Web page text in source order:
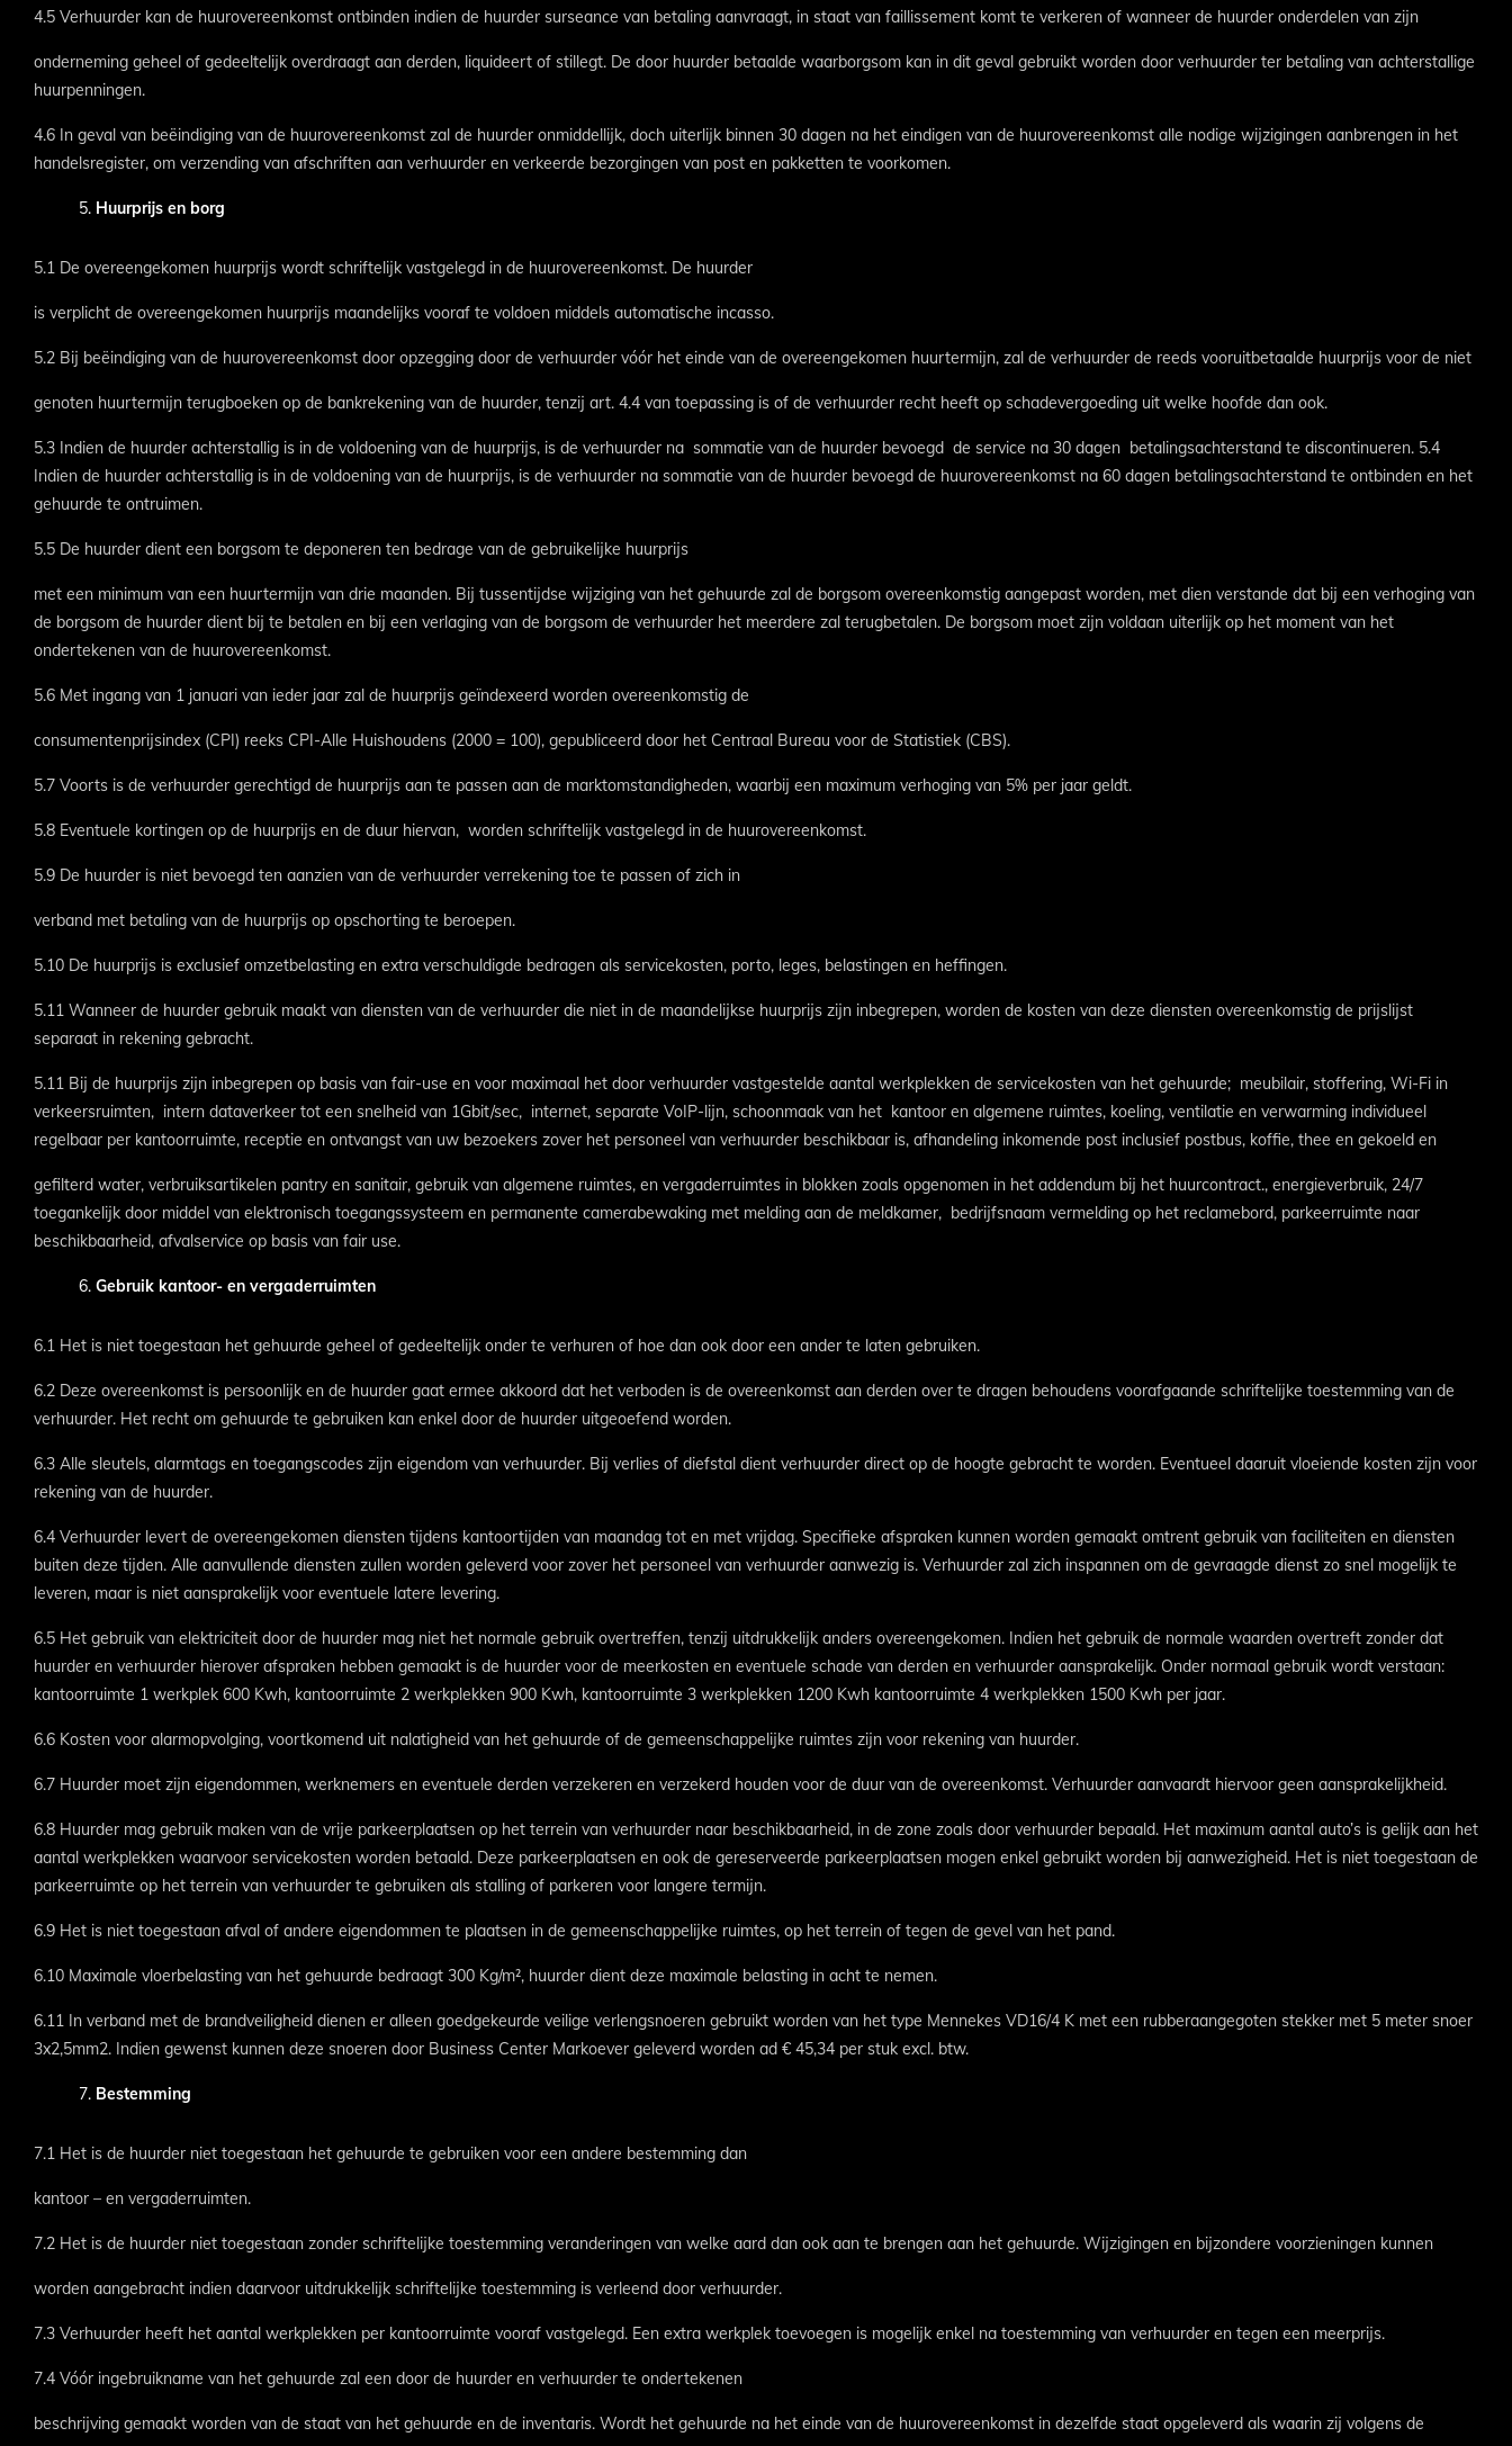
4.5 Verhuurder kan de huurovereenkomst ontbinden indien de huurder surseance van betaling aanvraagt, in staat van faillissement komt te verkeren of wanneer de huurder onderdelen van zijn
onderneming geheel of gedeeltelijk overdraagt aan derden, liquideert of stillegt. De door huurder betaalde waarborgsom kan in dit geval gebruikt worden door verhuurder ter betaling van achterstallige
huurpenningen.
4.6 In geval van beëindiging van de huurovereenkomst zal de huurder onmiddellijk, doch uiterlijk binnen 30 dagen na het eindigen van de huurovereenkomst alle nodige wijzigingen aanbrengen in het
handelsregister, om verzending van afschriften aan verhuurder en verkeerde bezorgingen van post en pakketten te voorkomen.
Huurprijs en borg
5.1 De overeengekomen huurprijs wordt schriftelijk vastgelegd in de huurovereenkomst. De huurder
is verplicht de overeengekomen huurprijs maandelijks vooraf te voldoen middels automatische incasso.
5.2 Bij beëindiging van de huurovereenkomst door opzegging door de verhuurder vóór het einde van de overeengekomen huurtermijn, zal de verhuurder de reeds vooruitbetaalde huurprijs voor de niet
genoten huurtermijn terugboeken op de bankrekening van de huurder, tenzij art. 4.4 van toepassing is of de verhuurder recht heeft op schadevergoeding uit welke hoofde dan ook.
5.3 Indien de huurder achterstallig is in de voldoening van de huurprijs, is de verhuurder na sommatie van de huurder bevoegd de service na 30 dagen betalingsachterstand te discontinueren. 5.4
Indien de huurder achterstallig is in de voldoening van de huurprijs, is de verhuurder na sommatie van de huurder bevoegd de huurovereenkomst na 60 dagen betalingsachterstand te ontbinden en het
gehuurde te ontruimen.
5.5 De huurder dient een borgsom te deponeren ten bedrage van de gebruikelijke huurprijs
met een minimum van een huurtermijn van drie maanden. Bij tussentijdse wijziging van het gehuurde zal de borgsom overeenkomstig aangepast worden, met dien verstande dat bij een verhoging van
de borgsom de huurder dient bij te betalen en bij een verlaging van de borgsom de verhuurder het meerdere zal terugbetalen. De borgsom moet zijn voldaan uiterlijk op het moment van het
ondertekenen van de huurovereenkomst.
5.6 Met ingang van 1 januari van ieder jaar zal de huurprijs geïndexeerd worden overeenkomstig de
consumentenprijsindex (CPI) reeks CPI-Alle Huishoudens (2000 = 100), gepubliceerd door het Centraal Bureau voor de Statistiek (CBS).
5.7 Voorts is de verhuurder gerechtigd de huurprijs aan te passen aan de marktomstandigheden, waarbij een maximum verhoging van 5% per jaar geldt.
5.8 Eventuele kortingen op de huurprijs en de duur hiervan, worden schriftelijk vastgelegd in de huurovereenkomst.
5.9 De huurder is niet bevoegd ten aanzien van de verhuurder verrekening toe te passen of zich in
verband met betaling van de huurprijs op opschorting te beroepen.
5.10 De huurprijs is exclusief omzetbelasting en extra verschuldigde bedragen als servicekosten, porto, leges, belastingen en heffingen.
5.11 Wanneer de huurder gebruik maakt van diensten van de verhuurder die niet in de maandelijkse huurprijs zijn inbegrepen, worden de kosten van deze diensten overeenkomstig de prijslijst
separaat in rekening gebracht.
5.11 Bij de huurprijs zijn inbegrepen op basis van fair-use en voor maximaal het door verhuurder vastgestelde aantal werkplekken de servicekosten van het gehuurde; meubilair, stoffering, Wi-Fi in
verkeersruimten, intern dataverkeer tot een snelheid van 1Gbit/sec, internet, separate VoIP-lijn, schoonmaak van het kantoor en algemene ruimtes, koeling, ventilatie en verwarming individueel
regelbaar per kantoorruimte, receptie en ontvangst van uw bezoekers zover het personeel van verhuurder beschikbaar is, afhandeling inkomende post inclusief postbus, koffie, thee en gekoeld en
gefilterd water, verbruiksartikelen pantry en sanitair, gebruik van algemene ruimtes, en vergaderruimtes in blokken zoals opgenomen in het addendum bij het huurcontract., energieverbruik, 24/7
toegankelijk door middel van elektronisch toegangssysteem en permanente camerabewaking met melding aan de meldkamer, bedrijfsnaam vermelding op het reclamebord, parkeerruimte naar
beschikbaarheid, afvalservice op basis van fair use.
Gebruik kantoor- en vergaderruimten
6.1 Het is niet toegestaan het gehuurde geheel of gedeeltelijk onder te verhuren of hoe dan ook door een ander te laten gebruiken.
6.2 Deze overeenkomst is persoonlijk en de huurder gaat ermee akkoord dat het verboden is de overeenkomst aan derden over te dragen behoudens voorafgaande schriftelijke toestemming van de
verhuurder. Het recht om gehuurde te gebruiken kan enkel door de huurder uitgeoefend worden.
6.3 Alle sleutels, alarmtags en toegangscodes zijn eigendom van verhuurder. Bij verlies of diefstal dient verhuurder direct op de hoogte gebracht te worden. Eventueel daaruit vloeiende kosten zijn voor
rekening van de huurder.
6.4 Verhuurder levert de overeengekomen diensten tijdens kantoortijden van maandag tot en met vrijdag. Specifieke afspraken kunnen worden gemaakt omtrent gebruik van faciliteiten en diensten
buiten deze tijden. Alle aanvullende diensten zullen worden geleverd voor zover het personeel van verhuurder aanwezig is. Verhuurder zal zich inspannen om de gevraagde dienst zo snel mogelijk te
leveren, maar is niet aansprakelijk voor eventuele latere levering.
6.5 Het gebruik van elektriciteit door de huurder mag niet het normale gebruik overtreffen, tenzij uitdrukkelijk anders overeengekomen. Indien het gebruik de normale waarden overtreft zonder dat
huurder en verhuurder hierover afspraken hebben gemaakt is de huurder voor de meerkosten en eventuele schade van derden en verhuurder aansprakelijk. Onder normaal gebruik wordt verstaan:
kantoorruimte 1 werkplek 600 Kwh, kantoorruimte 2 werkplekken 900 Kwh, kantoorruimte 3 werkplekken 1200 Kwh kantoorruimte 4 werkplekken 1500 Kwh per jaar.
6.6 Kosten voor alarmopvolging, voortkomend uit nalatigheid van het gehuurde of de gemeenschappelijke ruimtes zijn voor rekening van huurder.
6.7 Huurder moet zijn eigendommen, werknemers en eventuele derden verzekeren en verzekerd houden voor de duur van de overeenkomst. Verhuurder aanvaardt hiervoor geen aansprakelijkheid.
6.8 Huurder mag gebruik maken van de vrije parkeerplaatsen op het terrein van verhuurder naar beschikbaarheid, in de zone zoals door verhuurder bepaald. Het maximum aantal auto’s is gelijk aan het
aantal werkplekken waarvoor servicekosten worden betaald. Deze parkeerplaatsen en ook de gereserveerde parkeerplaatsen mogen enkel gebruikt worden bij aanwezigheid. Het is niet toegestaan de
parkeerruimte op het terrein van verhuurder te gebruiken als stalling of parkeren voor langere termijn.
6.9 Het is niet toegestaan afval of andere eigendommen te plaatsen in de gemeenschappelijke ruimtes, op het terrein of tegen de gevel van het pand.
6.10 Maximale vloerbelasting van het gehuurde bedraagt 300 Kg/m², huurder dient deze maximale belasting in acht te nemen.
6.11 In verband met de brandveiligheid dienen er alleen goedgekeurde veilige verlengsnoeren gebruikt worden van het type Mennekes VD16/4 K met een rubberaangegoten stekker met 5 meter snoer
3x2,5mm2. Indien gewenst kunnen deze snoeren door Business Center Markoever geleverd worden ad € 45,34 per stuk excl. btw.
Bestemming
7.1 Het is de huurder niet toegestaan het gehuurde te gebruiken voor een andere bestemming dan
kantoor – en vergaderruimten.
7.2 Het is de huurder niet toegestaan zonder schriftelijke toestemming veranderingen van welke aard dan ook aan te brengen aan het gehuurde. Wijzigingen en bijzondere voorzieningen kunnen
worden aangebracht indien daarvoor uitdrukkelijk schriftelijke toestemming is verleend door verhuurder.
7.3 Verhuurder heeft het aantal werkplekken per kantoorruimte vooraf vastgelegd. Een extra werkplek toevoegen is mogelijk enkel na toestemming van verhuurder en tegen een meerprijs.
7.4 Vóór ingebruikname van het gehuurde zal een door de huurder en verhuurder te ondertekenen
beschrijving gemaakt worden van de staat van het gehuurde en de inventaris. Wordt het gehuurde na het einde van de huurovereenkomst in dezelfde staat opgeleverd als waarin zij volgens de